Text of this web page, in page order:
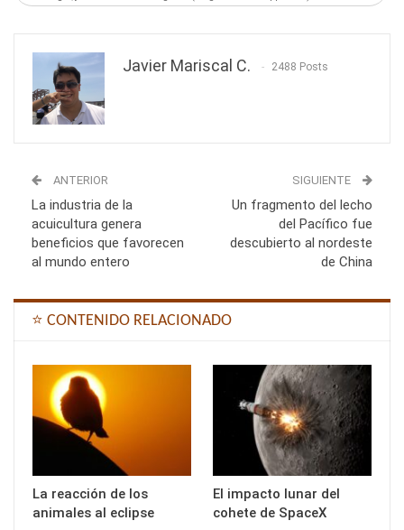
Javier Mariscal C. 2488 Posts
ANTERIOR
La industria de la
acuicultura genera
beneficios que favorecen
al mundo entero
SIGUIENTE
Un fragmento del lecho
del Pacífico fue
descubierto al nordeste
de China
⭐ CONTENIDO RELACIONADO
La reacción de los
animales al eclipse
El impacto lunar del
cohete de SpaceX